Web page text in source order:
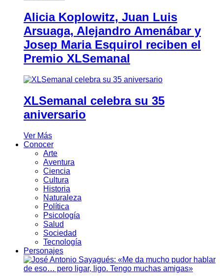
Alicia Koplowitz, Juan Luis
Arsuaga, Alejandro Amenábar y
Josep Maria Esquirol reciben el
Premio XLSemanal
XLSemanal celebra su 35
aniversario
Ver Más
Conocer
Arte
Aventura
Ciencia
Cultura
Historia
Naturaleza
Política
Psicología
Salud
Sociedad
Tecnología
Personajes